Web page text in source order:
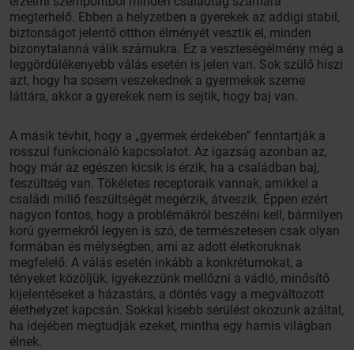
megterhelő. Ebben a helyzetben a gyerekek az addigi stabil,
biztonságot jelentő otthon élményét vesztik el, minden
bizonytalanná válik számukra. Ez a veszteségélmény még a
leggördülékenyebb válás esetén is jelen van. Sok szülő hiszi
azt, hogy ha sosem veszekednek a gyermekek szeme
láttára, akkor a gyerekek nem is sejtik, hogy baj van.
A másik tévhit, hogy a „gyermek érdekében” fenntartják a
rosszul funkcionáló kapcsolatot. Az igazság azonban az,
hogy már az egészen kicsik is érzik, ha a családban baj,
feszültség van. Tökéletes receptoraik vannak, amikkel a
családi miliő feszültségét megérzik, átveszik. Éppen ezért
nagyon fontos, hogy a problémákról beszélni kell, bármilyen
korú gyermekről legyen is szó, de természetesen csak olyan
formában és mélységben, ami az adott életkoruknak
megfelelő. A válás esetén inkább a konkrétumokat, a
tényeket közöljük, igyekezzünk mellőzni a vádló, minősítő
kijelentéseket a házastárs, a döntés vagy a megváltozott
élethelyzet kapcsán. Sokkal kisebb sérülést okozunk azáltal,
ha idejében megtudják ezeket, mintha egy hamis világban
élnek.